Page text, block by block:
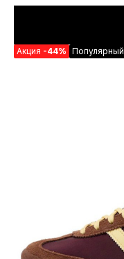
Акция -44% Популярный